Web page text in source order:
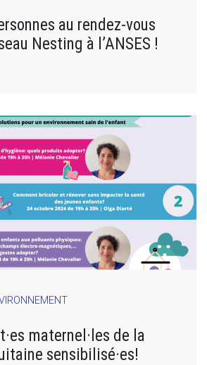
au rendez-vous
Nesting à l’ANSES !
maternel·les de la
sensibilisé·es!